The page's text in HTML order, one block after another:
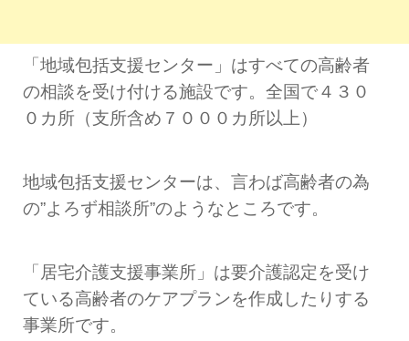
「地域包括支援センター」はすべての高齢者
の相談を受け付ける施設です。全国で４３０
０カ所（支所含め７０００カ所以上）
地域包括支援センターは、言わば高齢者の為
の”よろず相談所”のようなところです。
「居宅介護支援事業所」は要介護認定を受け
ている高齢者のケアプランを作成したりする
事業所です。